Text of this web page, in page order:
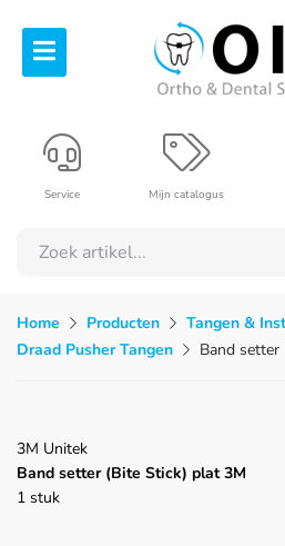
Mijn catalogus
Service
Home Producten Tangen &
Draad Pusher Tangen
Band setter
3M Unitek
Band setter (Bite Stick) plat 3M
1 stuk